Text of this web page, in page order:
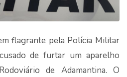
flagrante pela Polícia Militar
de furtar um aparelho
de Adamantina. O